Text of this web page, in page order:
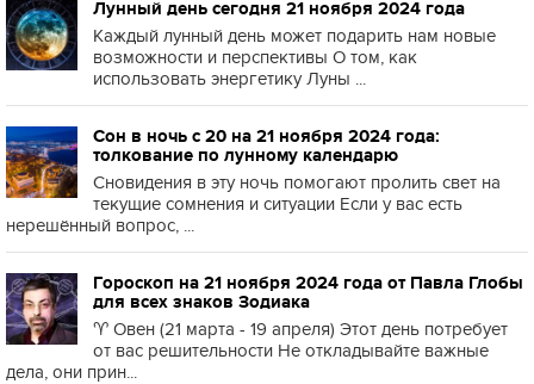
Лунный день сегодня 21 ноября 2024 года
Каждый лунный день может подарить нам новые
возможности и перспективы О том, как
использовать энергетику Луны ...
Сон в ночь с 20 на 21 ноября 2024 года:
толкование по лунному календарю
Сновидения в эту ночь помогают пролить свет на
текущие сомнения и ситуации Если у вас есть
нерешённый вопрос, ...
Гороскоп на 21 ноября 2024 года от Павла Глобы
для всех знаков Зодиака
♈️ Овен (21 марта - 19 апреля) Этот день потребует
от вас решительности Не откладывайте важные
дела, они прин...